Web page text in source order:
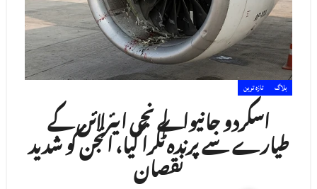
بلاگ تازہ ترین
اسکردو جانیوالے نجی ایئرلائن کے
طیارے سے پرندہ ٹکرا گیا، انجن کو شدید
نقصان